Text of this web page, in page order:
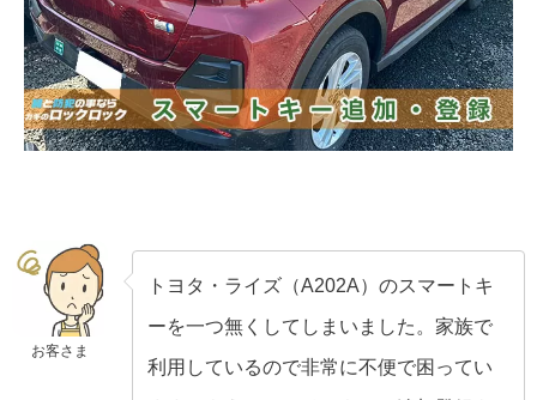
お客さま
トヨタ・ライズ（A202A）のスマートキ
ーを一つ無くしてしまいました。家族で
利用しているので非常に不便で困ってい